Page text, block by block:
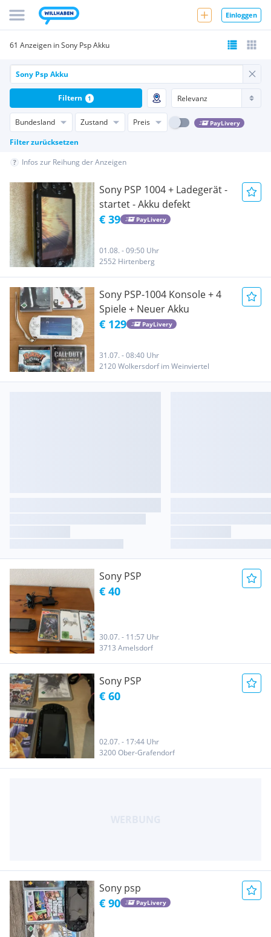
Einloggen
61 Anzeigen in Sony Psp Akku
Bundesland Zustand Preis PayLivery
Filter zurücksetzen
Filtern 1
Infos zur Reihung der Anzeigen
Sony PSP 1004 + Ladegerät -
startet - Akku defekt
€ 39 PayLivery
01.08. - 09:50 Uhr
2552 Hirtenberg
Sony PSP-1004 Konsole + 4
Spiele + Neuer Akku
€ 129 PayLivery
31.07. - 08:40 Uhr
2120 Wolkersdorf im Weinviertel
Sony PSP
€ 40
30.07. - 11:57 Uhr
3713 Amelsdorf
Sony PSP
€ 60
02.07. - 17:44 Uhr
3200 Ober-Grafendorf
Sony psp
€ 90 PayLivery